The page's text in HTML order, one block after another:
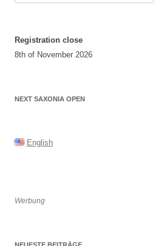
Registration close
8th of November 2026
NEXT SAXONIA OPEN
English
Werbung